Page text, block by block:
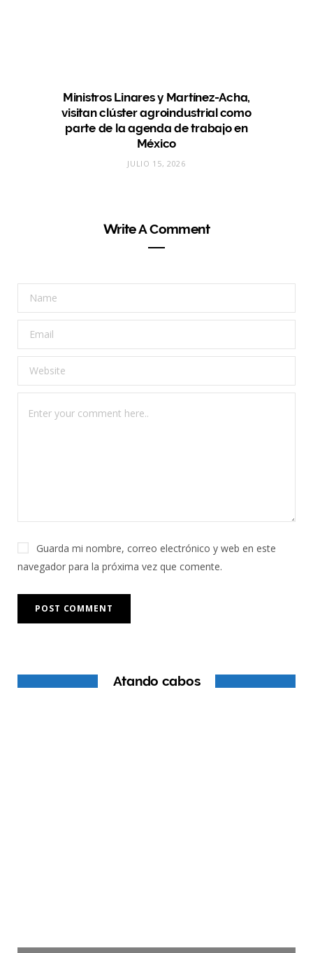
Ministros Linares y Martínez-Acha,
visitan clúster agroindustrial como
parte de la agenda de trabajo en
México
JULIO 15, 2026
Write A Comment
Guarda mi nombre, correo electrónico y web en este
navegador para la próxima vez que comente.
Atando cabos